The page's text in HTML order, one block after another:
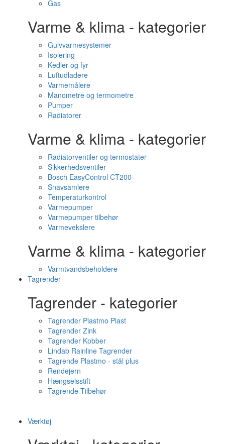
Gas
Varme & klima - kategorier
Gulvvarmesystemer
Isolering
Kedler og fyr
Luftudladere
Varmemålere
Manometre og termometre
Pumper
Radiatorer
Varme & klima - kategorier
Radiatorventiler og termostater
Sikkerhedsventiler
Bosch EasyControl CT200
Snavsamlere
Temperaturkontrol
Varmepumper
Varmepumper tilbehør
Varmevekslere
Varme & klima - kategorier
Varmtvandsbeholdere
Tagrender
Tagrender - kategorier
Tagrender Plastmo Plast
Tagrender Zink
Tagrender Kobber
Lindab Rainline Tagrender
Tagrende Plastmo - stål plus
Rendejern
Hængselsstift
Tagrende Tilbehør
Værktøj